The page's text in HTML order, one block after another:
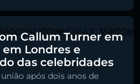
Callum Turner em
Londres e
das celebridades
após dois anos de